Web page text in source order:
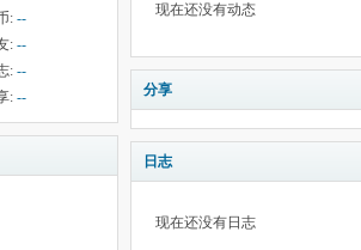
: --
: --
: --
: --
现在还没有动态
分享
日志
现在还没有日志